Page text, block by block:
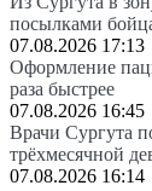
посылками
07.08.2026 17:13
Оформление
раза быстрее
07.08.2026 16:45
Врачи Сургута
трёхмесячной
07.08.2026 16:14